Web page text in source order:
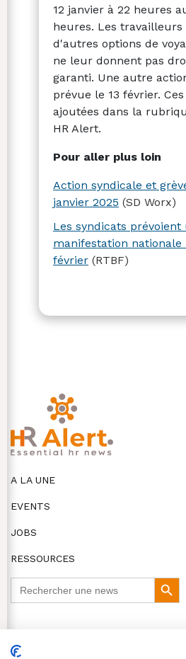
12 janvier à 22 heures
heures. Les
d'autres options de
ne leur donnent pas
garanti. Une autre
prévue le 13 février.
ajoutées dans la
HR Alert.
Pour aller plus loin
Action syndicale et
janvier 2025 (SD Worx)
Les syndicats prévoient
manifestation nationale
février (RTBF)
A LA UNE
EVENTS
JOBS
RESSOURCES
Search
Button
DISCLAIMER